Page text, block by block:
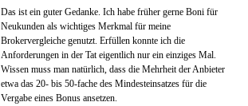
Das ist ein guter Gedanke. Ich habe früher gerne Boni für
Neukunden als wichtiges Merkmal für meine
Brokervergleiche genutzt. Erfüllen konnte ich die
Anforderungen in der Tat eigentlich nur ein einziges Mal.
Wissen muss man natürlich, dass die Mehrheit der Anbieter
etwa das 20- bis 50-fache des Mindesteinsatzes für die
Vergabe eines Bonus ansetzen.